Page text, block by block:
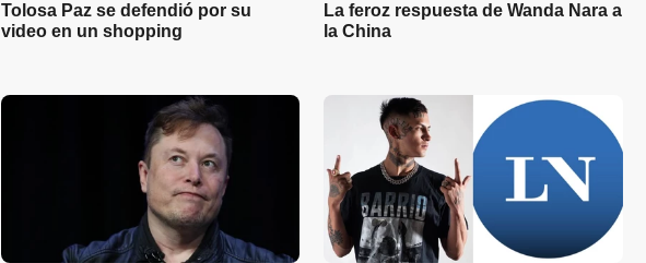
Tolosa Paz se defendió por su
video en un shopping
La feroz respuesta de Wanda Nara a
la China